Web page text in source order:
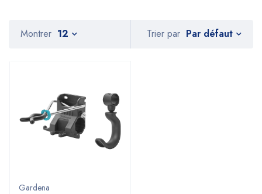
Trier par Par défaut
Montrer 12
Gardena